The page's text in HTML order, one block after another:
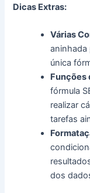
Dicas Extras:
Várias
aninhada
única
Funções
fórmula
realizar
tarefas
dos